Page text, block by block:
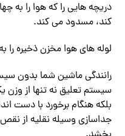
دریچه هایی را که هوا را به
کند، مسدود می کند.
لوله های هوا مخزن ذخیره
رانندگی ماشین شما بدون
سیستم تعلیق نه تنها از وزن
بلکه هنگام برخورد با دست
جداسازی وسیله نقلیه از